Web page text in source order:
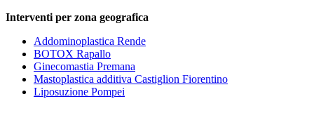
Interventi per zona geografica
Addominoplastica Rende
BOTOX Rapallo
Ginecomastia Premana
Mastoplastica additiva Castiglion Fiorentino
Liposuzione Pompei